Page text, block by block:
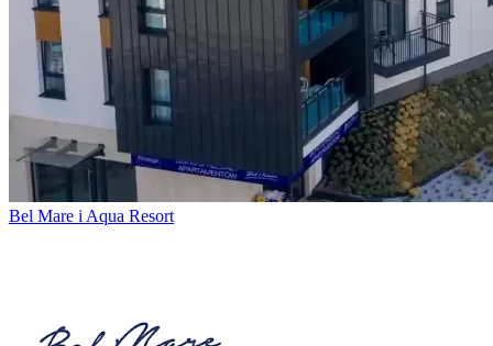
Bel Mare i Aqua Resort